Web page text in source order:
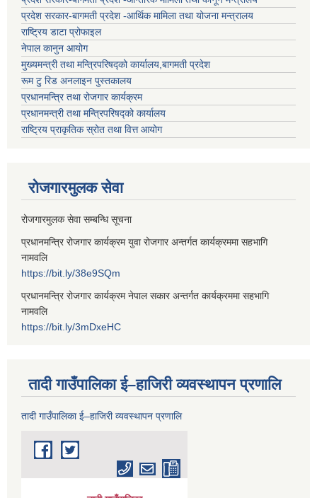
प्रदेश सरकार-बागमती प्रदेश -आर्थिक मामिला तथा योजना मन्त्रालय
राष्ट्रिय डाटा प्रोफाइल
नेपाल कानुन आयोग
मुख्यमन्त्री तथा मन्त्रिपरिषद्को कार्यालय,बागमती प्रदेश
रूम टु रिड अनलाइन पुस्तकालय
प्रधानमन्त्रि तथा रोजगार कार्यक्रम
प्रधानमन्त्री तथा मन्त्रिपरिषद्को कार्यालय
राष्ट्रिय प्राकृतिक स्रोत तथा वित्त आयोग
रोजगारमुलक सेवा
रोजगारमुलक सेवा सम्बन्धि सूचना
प्रधानमन्त्रि रोजगार कार्यक्रम युवा रोजगार अन्तर्गत कार्यक्रममा सहभागि
नामवलि
https://bit.ly/38e9SQm
प्रधानमन्त्रि रोजगार कार्यक्रम नेपाल सकार अन्तर्गत कार्यक्रममा सहभागि
नामवलि
https://bit.ly/3mDxeHC
तादी गाउँपालिका ई–हाजिरी व्यवस्थापन प्रणालि
तादी गाउँपालिका ई–हाजिरी व्यवस्थापन प्रणालि